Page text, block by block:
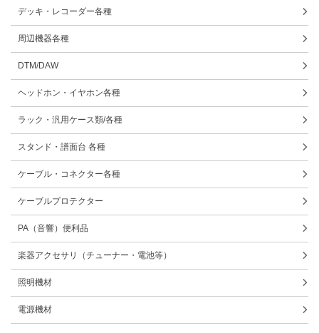
デッキ・レコーダー各種
周辺機器各種
DTM/DAW
ヘッドホン・イヤホン各種
ラック・汎用ケース類/各種
スタンド・譜面台 各種
ケーブル・コネクター各種
ケーブルプロテクター
PA（音響）便利品
楽器アクセサリ（チューナー・電池等）
照明機材
電源機材